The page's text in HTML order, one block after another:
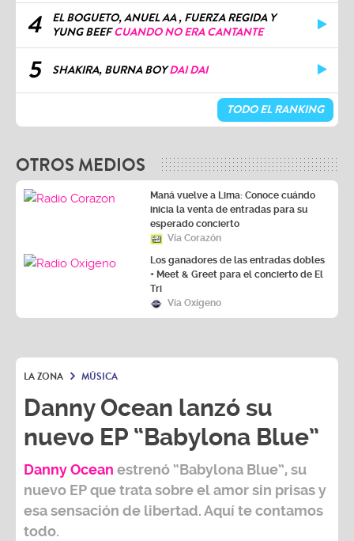
4
EL BOGUETO, ANUEL AA , FUERZA REGIDA Y
YUNG BEEFCUANDO NO ERA CANTANTE
5 SHAKIRA, BURNA BOYDAI DAI
TODO EL RANKING
OTROS MEDIOS
Maná vuelve a Lima: Conoce cuándo
inicia la venta de entradas para su
esperado concierto
Vía Corazón
Los ganadores de las entradas dobles
+ Meet & Greet para el concierto de El
Tri
Vía Oxígeno
LA ZONA MÚSICA
Danny Ocean lanzó su
nuevo EP “Babylona Blue”
Danny Ocean estrenó “Babylona Blue”, su
nuevo EP que trata sobre el amor sin prisas y
esa sensación de libertad. Aquí te contamos
todo.